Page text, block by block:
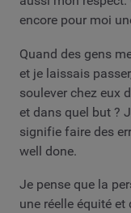
encore pour moi
Quand des gens
et je laissais
soulever chez eux
et dans quel but ?
signifie faire des
well done.
Je pense que la
une réelle équité